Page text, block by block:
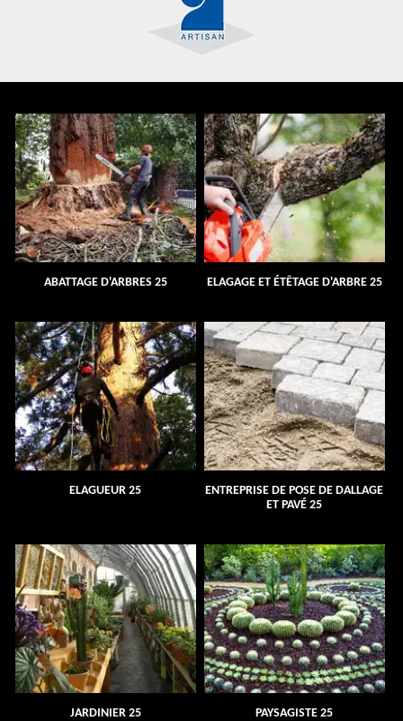
ABATTAGE D'ARBRES 25 ELAGAGE ET ÉTÊTAGE D'ARBRE 25
ELAGUEUR 25
ENTREPRISE DE POSE DE DALLAGE
ET PAVÉ 25
JARDINIER 25 PAYSAGISTE 25